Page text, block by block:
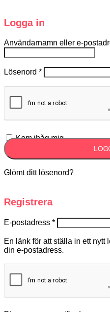
Logga in
Användarnamn eller e-
Lösenord *
Kom ihåg mig
Glömt ditt lösenord?
Registrera
E-postadress *
En länk för att ställa in ett nytt
din e-postadress.